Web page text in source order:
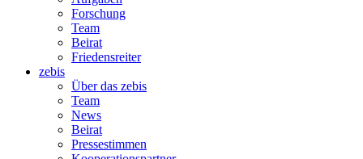
Forschung
Team
Beirat
Friedensreiter
zebis
Über das zebis
Team
News
Beirat
Pressestimmen